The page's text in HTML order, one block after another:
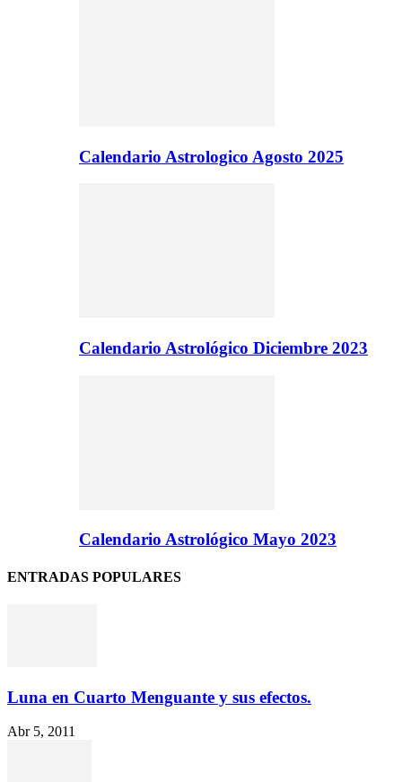
Calendario Astrologico Agosto 2025
Calendario Astrológico Diciembre 2023
Calendario Astrológico Mayo 2023
ENTRADAS POPULARES
Luna en Cuarto Menguante y sus efectos.
Abr 5, 2011